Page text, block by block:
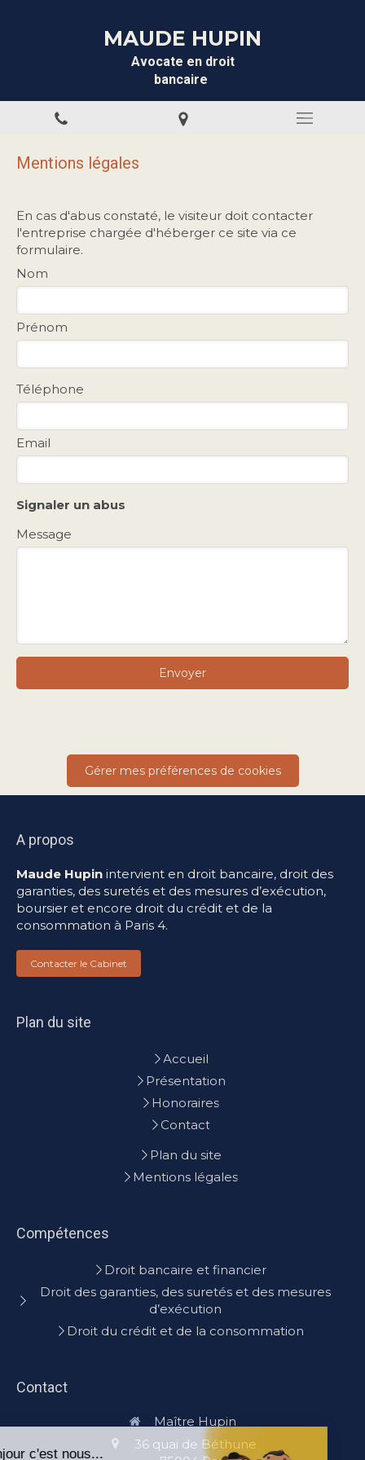
MAUDE HUPIN
Avocate en droit
bancaire
Mentions légales
En cas d'abus constaté, le visiteur doit contacter
l'entreprise chargée d'héberger ce site via ce
formulaire.
Nom
Prénom
Téléphone
Email
Signaler un abus
Message
Envoyer
Gérer mes préférences de cookies
A propos
Maude Hupin intervient en droit bancaire, droit des
garanties, des suretés et des mesures d’exécution,
boursier et encore droit du crédit et de la
consommation à Paris 4.
Contacter le Cabinet
Plan du site
Accueil
Présentation
Honoraires
Contact
Plan du site
Mentions légales
Compétences
Droit bancaire et financier
Droit des garanties, des suretés et des mesures
d’exécution
Droit du crédit et de la consommation
Contact
Maître Hupin
36 quai de Béthune